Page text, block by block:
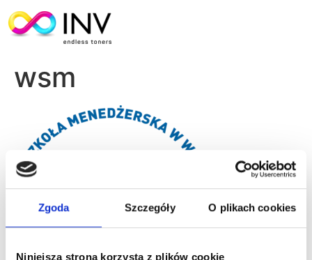
Zgoda Szczegóły O plikach cookies
Niniejsza strona korzysta z plików cookie
wsm